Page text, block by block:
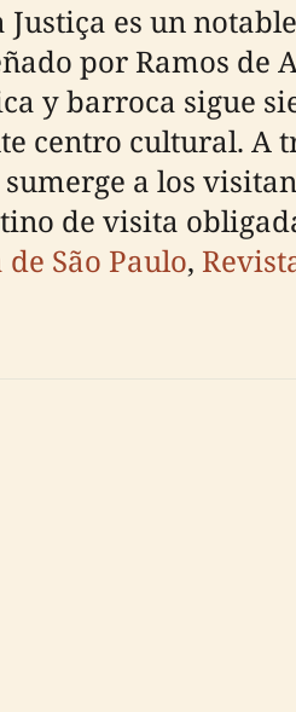
es un notable
por Ramos de
y barroca sigue
centro cultural. A
a los
de visita
São Paulo,